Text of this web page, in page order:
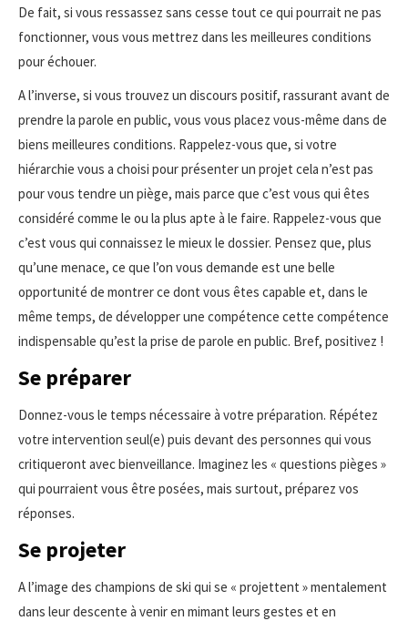
De fait, si vous ressassez sans cesse tout ce qui pourrait ne pas
fonctionner, vous vous mettrez dans les meilleures conditions
pour échouer.
A l’inverse, si vous trouvez un discours positif, rassurant avant de
prendre la parole en public, vous vous placez vous-même dans de
biens meilleures conditions. Rappelez-vous que, si votre
hiérarchie vous a choisi pour présenter un projet cela n’est pas
pour vous tendre un piège, mais parce que c’est vous qui êtes
considéré comme le ou la plus apte à le faire. Rappelez-vous que
c’est vous qui connaissez le mieux le dossier. Pensez que, plus
qu’une menace, ce que l’on vous demande est une belle
opportunité de montrer ce dont vous êtes capable et, dans le
même temps, de développer une compétence cette compétence
indispensable qu’est la prise de parole en public. Bref, positivez !
Se préparer
Donnez-vous le temps nécessaire à votre préparation. Répétez
votre intervention seul(e) puis devant des personnes qui vous
critiqueront avec bienveillance. Imaginez les « questions pièges »
qui pourraient vous être posées, mais surtout, préparez vos
réponses.
Se projeter
A l’image des champions de ski qui se « projettent » mentalement
dans leur descente à venir en mimant leurs gestes et en